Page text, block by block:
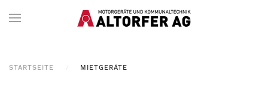
STARTSEITE MIETGERÄTE